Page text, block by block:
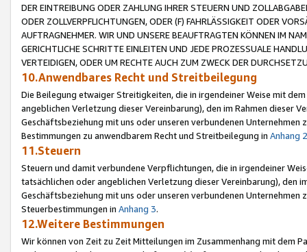
DER EINTREIBUNG ODER ZAHLUNG IHRER STEUERN UND
ODER ZOLLVERPFLICHTUNGEN, ODER (F) FAHRLÄSSIGKEIT ODER
AUFTRAGNEHMER. WIR UND UNSERE BEAUFTRAGTEN KÖNNEN IM
GERICHTLICHE SCHRITTE EINLEITEN UND JEDE PROZESSUALE
VERTEIDIGEN, ODER UM RECHTE AUCH ZUM ZWECK DER
10.Anwendbares Recht und Streitbeilegung
Die Beilegung etwaiger Streitigkeiten, die in irgendeiner Weise mit
angeblichen Verletzung dieser Vereinbarung), den im Rahmen dieser
Geschäftsbeziehung mit uns oder unseren verbundenen
Bestimmungen zu anwendbarem Recht und Streitbeilegung in Anhang 2
11.Steuern
Steuern und damit verbundene Verpflichtungen, die in irgendeiner
tatsächlichen oder angeblichen Verletzung dieser Vereinbarung), den
Geschäftsbeziehung mit uns oder unseren verbundenen
Steuerbestimmungen in Anhang 3.
12.Weitere Bestimmungen
Wir können von Zeit zu Zeit Mitteilungen im Zusammenhang mit dem